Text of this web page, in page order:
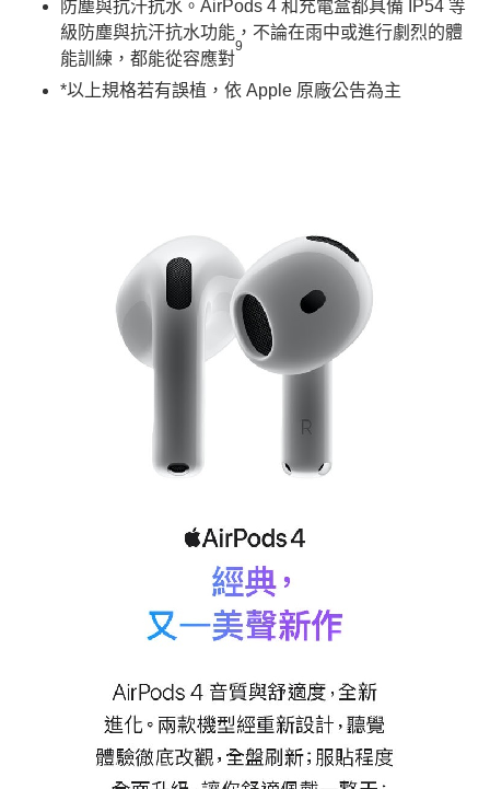
防塵與抗汗抗水。AirPods 4 和充電盒都具備 IP54 等
級防塵與抗汗抗水功能，不論在雨中或進行劇烈的體
能訓練，都能從容應對
9
*以上規格若有誤植，依 Apple 原廠公告為主